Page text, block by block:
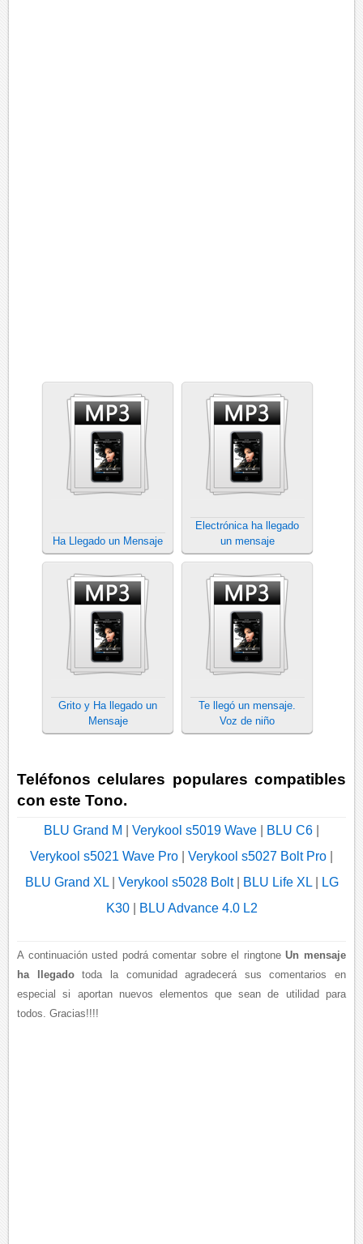
Ha Llegado un Mensaje
Electrónica ha llegado
un mensaje
Grito y Ha llegado un
Mensaje
Te llegó un mensaje.
Voz de niño
Teléfonos celulares populares compatibles
con este Tono.
BLU Grand M Verykool s5019 Wave BLU C6
Verykool s5021 Wave Pro
Verykool s5027 Bolt Pro
BLU Grand XL| Verykool s5028 Bolt| BLU Life XL|
LG
K30| BLU Advance 4.0 L2
A continuación usted podrá comentar sobre el ringtoneUn mensaje
ha llegadotoda la comunidad agradecerá sus comentarios en
especial si aportan nuevos elementos que sean de utilidad para
todos. Gracias!!!!